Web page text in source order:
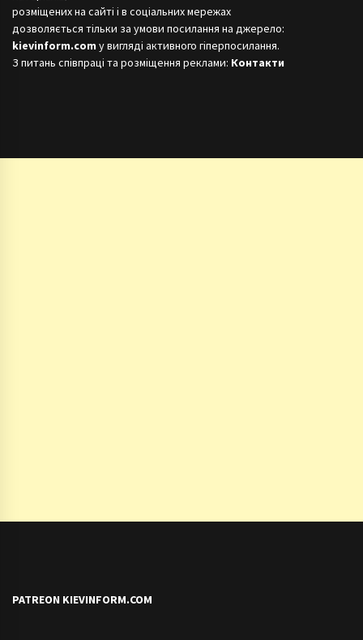
розміщених на сайті і в соціальних мережах
дозволяється тільки за умови посилання на джерело:
kievinform.com у вигляді активного гіперпосилання.
З питань співпраці та розміщення реклами: Контакти
PATREON KIEVINFORM.COM